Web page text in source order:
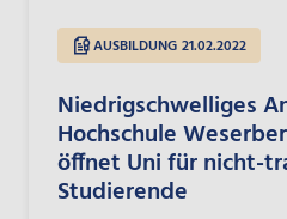
AUSBILDUNG 21.02.2022
Niedrigschwelliges
Hochschule
öffnet Uni für nicht-
Studierende